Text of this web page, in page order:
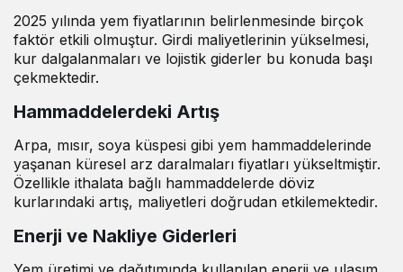
2025 yılında yem fiyatlarının belirlenmesinde birçok
faktör etkili olmuştur. Girdi maliyetlerinin yükselmesi,
kur dalgalanmaları ve lojistik giderler bu konuda başı
çekmektedir.
Hammaddelerdeki Artış
Arpa, mısır, soya küspesi gibi yem hammaddelerinde
yaşanan küresel arz daralmaları fiyatları yükseltmiştir.
Özellikle ithalata bağlı hammaddelerde döviz
kurlarındaki artış, maliyetleri doğrudan etkilemektedir.
Enerji ve Nakliye Giderleri